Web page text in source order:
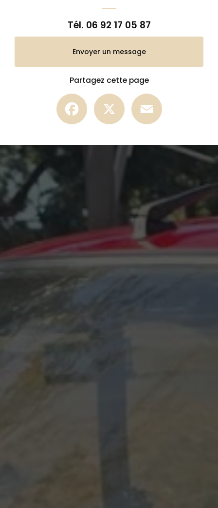
Tél. 06 92 17 05 87
Envoyer un message
Partagez cette page
Facebook